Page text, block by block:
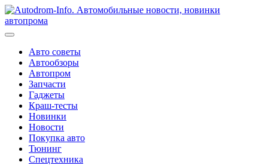
Перейти
к
содержимому
Авто советы
Автообзоры
Автопром
Запчасти
Гаджеты
Краш-тесты
Новинки
Новости
Покупка авто
Тюнинг
Спецтехника